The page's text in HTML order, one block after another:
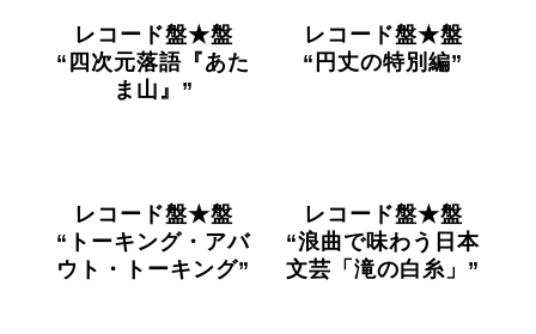
レコード盤★盤
“四次元落語『あた
ま山』”
レコード盤★盤
“円丈の特別編”
レコード盤★盤
“トーキング・アバ
ウト・トーキング”
レコード盤★盤
“浪曲で味わう日本
文芸「滝の白糸」”